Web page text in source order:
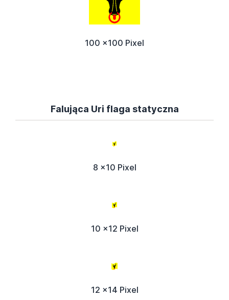
100 x100 Pixel
Falująca Uri flaga statyczna
8 x10 Pixel
10 x12 Pixel
12 x14 Pixel